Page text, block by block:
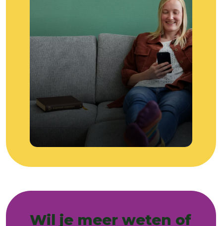
Lees meer over Ik regel het zelf
Wil je meer weten of